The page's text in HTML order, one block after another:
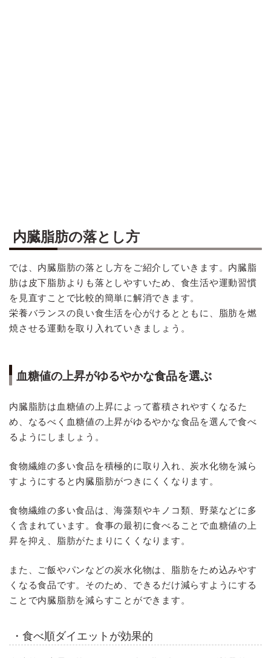
内臓脂肪の落とし方
では、内臓脂肪の落とし方をご紹介していきます。内臓脂
肪は皮下脂肪よりも落としやすいため、食生活や運動習慣
を見直すことで比較的簡単に解消できます。
栄養バランスの良い食生活を心がけるとともに、脂肪を燃
焼させる運動を取り入れていきましょう。
血糖値の上昇がゆるやかな食品を選ぶ
内臓脂肪は血糖値の上昇によって蓄積されやすくなるた
め、なるべく血糖値の上昇がゆるやかな食品を選んで食べ
るようにしましょう。
食物繊維の多い食品を積極的に取り入れ、炭水化物を減ら
すようにすると内臓脂肪がつきにくくなります。
食物繊維の多い食品は、海藻類やキノコ類、野菜などに多
く含まれています。食事の最初に食べることで血糖値の上
昇を抑え、脂肪がたまりにくくなります。
また、ご飯やパンなどの炭水化物は、脂肪をため込みやす
くなる食品です。そのため、できるだけ減らすようにする
ことで内臓脂肪を減らすことができます。
・食べ順ダイエットが効果的